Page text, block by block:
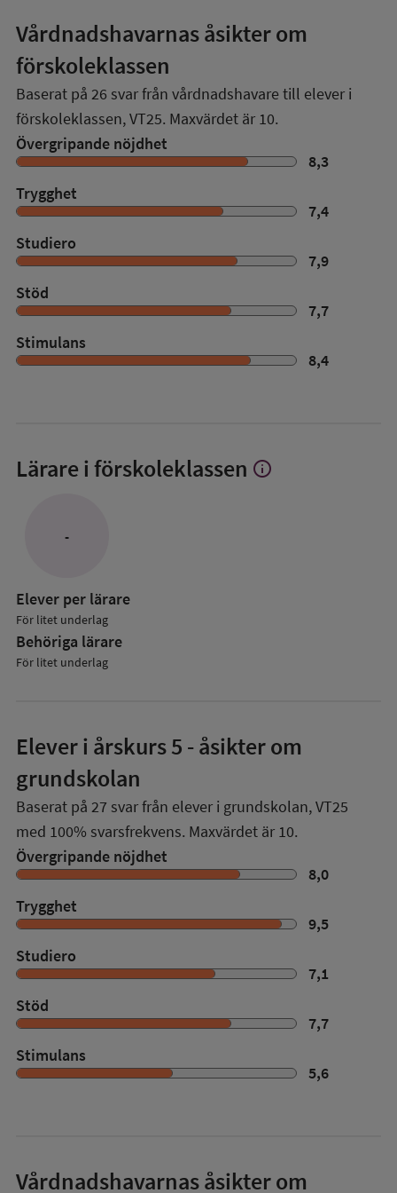
Vårdnadshavarnas åsikter om
förskoleklassen
Baserat på 26 svar från vårdnadshavare till elever i
förskoleklassen,VT25. Maxvärdet är 10.
Övergripande nöjdhet
8,3
Trygghet
7,4
Studiero
7,9
Stöd
7,7
Stimulans
8,4
Lärare i förskoleklassen Visa
info
-
Elever per lärare
För litet underlag
Behöriga lärare
För litet underlag
Elever i årskurs 5 - åsikter om
grundskolan
Baserat på 27 svar från elever i grundskolan,VT25
med 100% svarsfrekvens. Maxvärdet är 10.
Övergripande nöjdhet
8,0
Trygghet
9,5
Studiero
7,1
Stöd
7,7
Stimulans
5,6
Vårdnadshavarnas åsikter om